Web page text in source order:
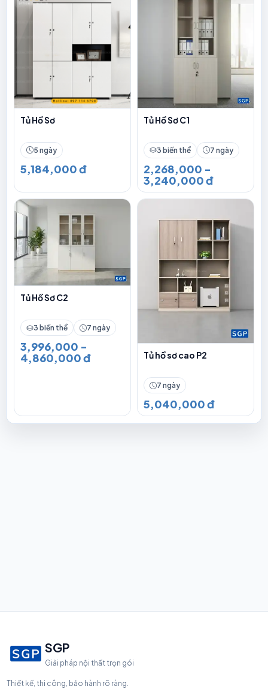
Tủ Hồ Sơ
5 ngày
5,184,000 đ
Tủ Hồ Sơ C1
3 biến thể 7 ngày
2,268,000 -
3,240,000 đ
Tủ Hồ Sơ C2
3 biến thể 7 ngày
3,996,000 -
4,860,000 đ
Tủ hồ sơ cao P2
7 ngày
5,040,000 đ
SGP
Giải pháp nội thất trọn gói
Thiết kế, thi công, bảo hành rõ ràng.